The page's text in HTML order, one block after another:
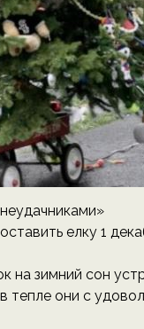
елку 1
на зимний сон
тепле они с